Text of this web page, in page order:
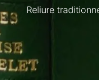
Reliure